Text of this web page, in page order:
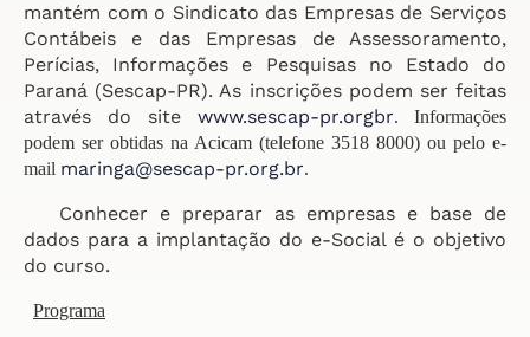
mantém com o Sindicato das Empresas de Serviços
Contábeis e das Empresas de Assessoramento,
Perícias, Informações e Pesquisas no Estado do
Paraná (Sescap-PR). As inscrições podem ser feitas
através do site www.sescap-pr.orgbr. Informações
podem ser obtidas na Acicam (telefone 3518 8000) ou pelo e-
mail maringa@sescap-pr.org.br.
Conhecer e preparar as empresas e base de
dados para a implantação do e-Social é o objetivo
do curso.
Programa